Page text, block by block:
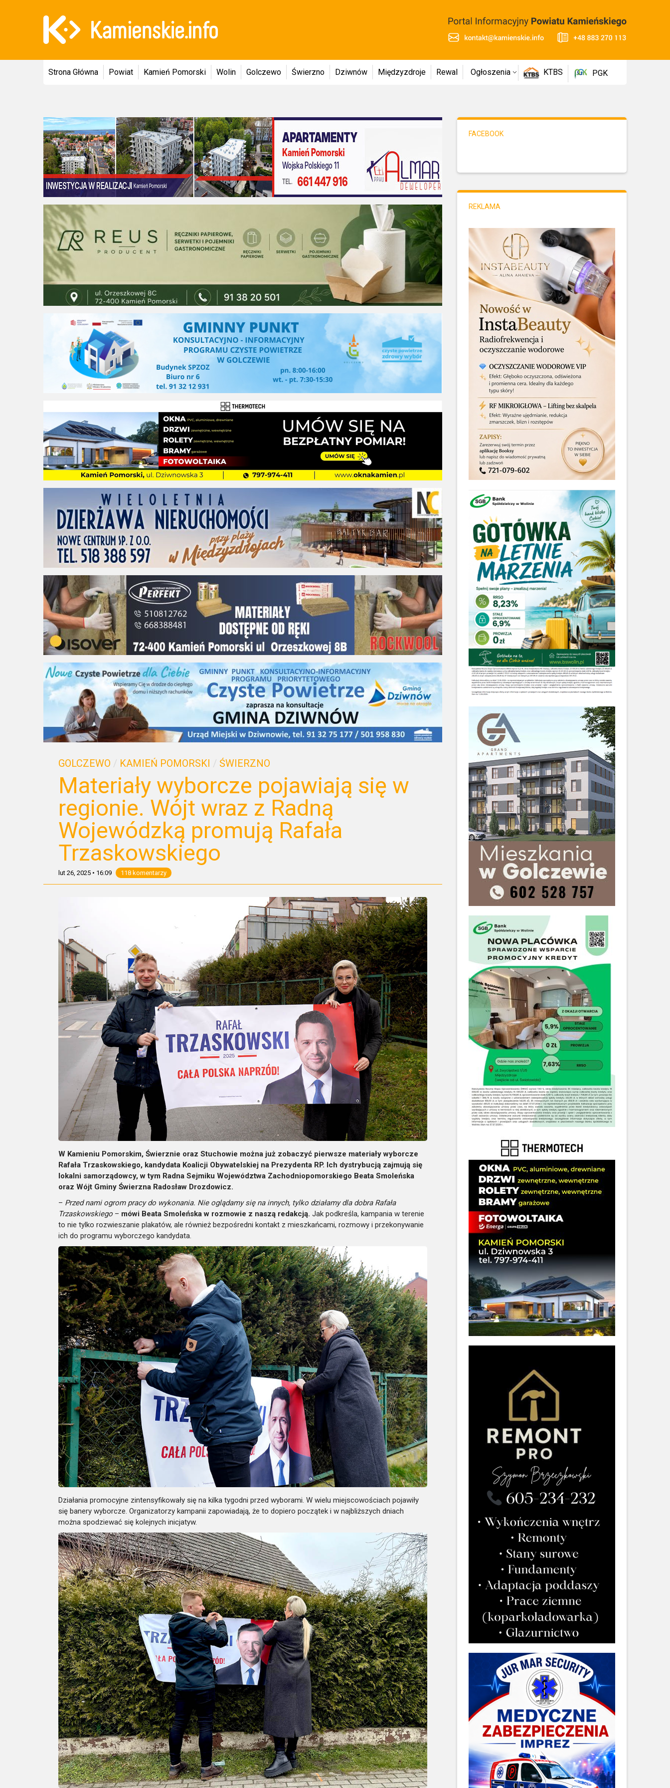
Strona Główna Powiat Kamień Pomorski Wolin Golczewo Świerzno Dziwnów Międzyzdroje Rewal Ogłoszenia KTBS PGK
GOLCZEWO / KAMIEŃ POMORSKI / ŚWIERZNO
Materiały wyborcze pojawiają się w
regionie. Wójt wraz z Radną
Wojewódzką promują Rafała
Trzaskowskiego
lut 26, 2025 • 16:09 118 komentarzy
W Kamieniu Pomorskim, Świerznie oraz Stuchowie można już zobaczyć pierwsze materiały wyborcze
Rafała Trzaskowskiego, kandydata Koalicji Obywatelskiej na Prezydenta RP. Ich dystrybucją zajmują się
lokalni samorządowcy, w tym Radna Sejmiku Województwa Zachodniopomorskiego Beata Smoleńska
oraz Wójt Gminy Świerzna Radosław Drozdowicz.
– Przed nami ogrom pracy do wykonania. Nie oglądamy się na innych, tylko działamy dla dobra Rafała
Trzaskowskiego – mówi Beata Smoleńska w rozmowie z naszą redakcją. Jak podkreśla, kampania w terenie
to nie tylko rozwieszanie plakatów, ale również bezpośredni kontakt z mieszkańcami, rozmowy i przekonywanie
ich do programu wyborczego kandydata.
Działania promocyjne zintensyfikowały się na kilka tygodni przed wyborami. W wielu miejscowościach pojawiły
się banery wyborcze. Organizatorzy kampanii zapowiadają, że to dopiero początek i w najbliższych dniach
można spodziewać się kolejnych inicjatyw.
FACEBOOK
REKLAMA